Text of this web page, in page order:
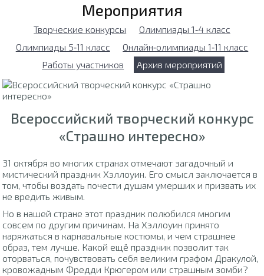
Мероприятия
Творческие конкурсы
Олимпиады 1‑4 класс
Олимпиады 5‑11 класс
Онлайн‑олимпиады 1‑11 класс
Работы участников
Архив мероприятий
Всероссийский творческий конкурс
«Страшно интересно»
31 октября во многих странах отмечают загадочный и
мистический праздник Хэллоуин. Его смысл заключается в
том, чтобы воздать почести душам умерших и призвать их
не вредить живым.
Но в нашей стране этот праздник полюбился многим
совсем по другим причинам. На Хэллоуин принято
наряжаться в карнавальные костюмы, и чем страшнее
образ, тем лучше. Какой ещё праздник позволит так
оторваться, почувствовать себя великим графом Дракулой,
кровожадным Фредди Крюгером или страшным зомби?